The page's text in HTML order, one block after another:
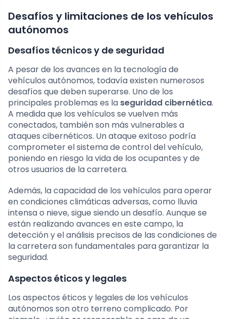
Desafíos y limitaciones de los vehículos
autónomos
Desafíos técnicos y de seguridad
A pesar de los avances en la tecnología de
vehículos autónomos, todavía existen numerosos
desafíos que deben superarse. Uno de los
principales problemas es la seguridad cibernética.
A medida que los vehículos se vuelven más
conectados, también son más vulnerables a
ataques cibernéticos. Un ataque exitoso podría
comprometer el sistema de control del vehículo,
poniendo en riesgo la vida de los ocupantes y de
otros usuarios de la carretera.
Además, la capacidad de los vehículos para operar
en condiciones climáticas adversas, como lluvia
intensa o nieve, sigue siendo un desafío. Aunque se
están realizando avances en este campo, la
detección y el análisis precisos de las condiciones de
la carretera son fundamentales para garantizar la
seguridad.
Aspectos éticos y legales
Los aspectos éticos y legales de los vehículos
autónomos son otro terreno complicado. Por